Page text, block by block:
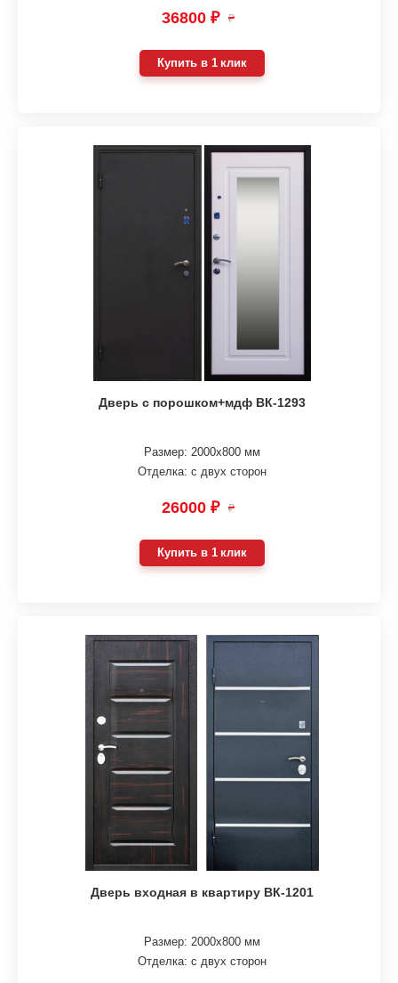
36800 ₽ ₽
Купить в 1 клик
Дверь с порошком+мдф ВК-1293
Размер: 2000х800 мм
Отделка: с двух сторон
26000 ₽ ₽
Купить в 1 клик
Дверь входная в квартиру ВК-1201
Размер: 2000х800 мм
Отделка: с двух сторон